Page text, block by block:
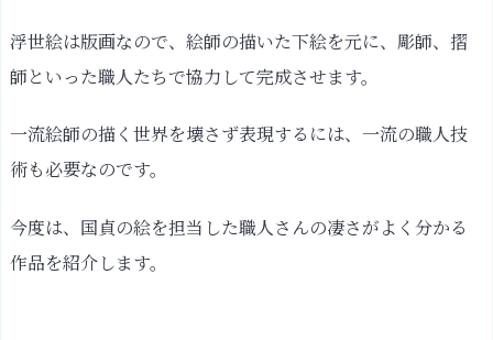
浮世絵は版画なので、絵師の描いた下絵を元に、彫師、摺
師といった職人たちで協力して完成させます。
一流絵師の描く世界を壊さず表現するには、一流の職人技
術も必要なのです。
今度は、国貞の絵を担当した職人さんの凄さがよく分かる
作品を紹介します。